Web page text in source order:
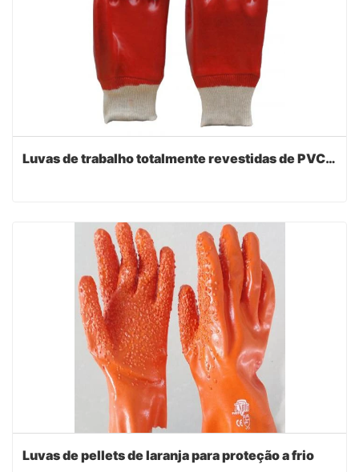
Luvas de trabalho totalmente revestidas de PVC vermelho
Luvas de pellets de laranja para proteção a frio